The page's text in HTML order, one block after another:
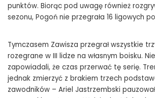
punktów. Biorąc pod uwagę również
sezonu, Pogoń nie przegrała 16 ligowych
Tymczasem Zawisza przegrał wszystkie
rozegrane w III lidze na własnym boisku.
zapowiadali, że czas przerwać tę serię.
jednak zmierzyć z brakiem trzech
zawodników – Ariel Jastrzembski